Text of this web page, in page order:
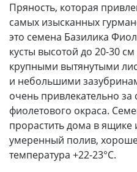
Пряность, которая
самых изысканных
это семена Базилика
кусты высотой до 20-30
крупными вытянутыми
и небольшими
очень привлекательно
фиолетового окраса.
прорастить дома в
умеренный полив,
температура +22-23°С.